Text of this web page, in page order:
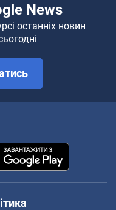
News
останніх новин